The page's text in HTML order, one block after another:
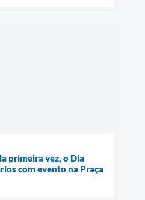
primeira vez, o Dia
com evento na Praça